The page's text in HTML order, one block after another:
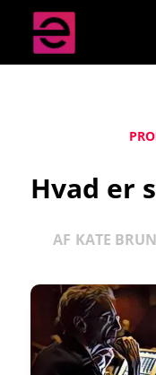
Hvad er
AF KATE